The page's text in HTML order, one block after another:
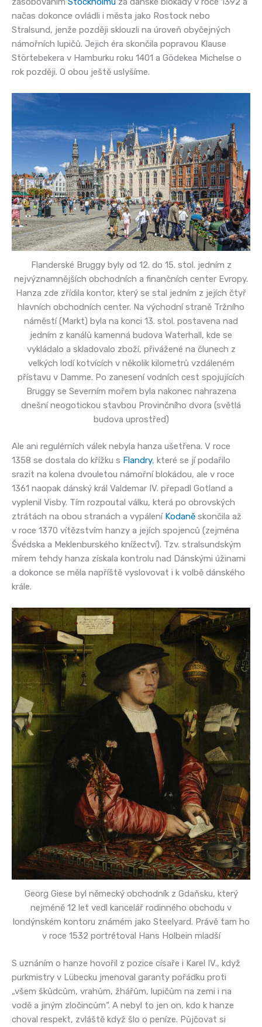
načas dokonce ovládli i města jako Rostock nebo
Stralsund, jenže později sklouzli na úroveň obyčejných
námořních lupičů. Jejich éra skončila popravou Klause
Störtebekera v Hamburku roku 1401 a Gödekea Michelse o
rok později. O obou ještě uslyšíme.
Flanderské Bruggy byly od 12. do 15. stol. jedním z
nejvýznamnějších obchodních a finančních center Evropy.
Hanza zde zřídila kontor, který se stal jedním z jejích čtyř
hlavních obchodních center. Na východní straně Tržního
náměstí (Markt) byla na konci 13. stol. postavena nad
jedním z kanálů kamenná budova Waterhall, kde se
vykládalo a skladovalo zboží, přivážené na člunech z
velkých lodí kotvících v několik kilometrů vzdáleném
přístavu v Damme. Po zanesení vodních cest spojujících
Bruggy se Severním mořem byla nakonec nahrazena
dnešní neogotickou stavbou Provinčního dvora (světlá
budova uprostřed)
Ale ani regulérních válek nebyla hanza ušetřena. V roce
1358 se dostala do křížku s Flandry, které se jí podařilo
srazit na kolena dvouletou námořní blokádou, ale v roce
1361 naopak dánský král Valdemar IV. přepadl Gotland a
vyplenil Visby. Tím rozpoutal válku, která po obrovských
ztrátách na obou stranách a vypálení Kodaně skončila až
v roce 1370 vítězstvím hanzy a jejích spojenců (zejména
Švédska a Meklenburského knížectví). Tzv. stralsundským
mírem tehdy hanza získala kontrolu nad Dánskými úžinami
a dokonce se měla napříště vyslovovat i k volbě dánského
krále.
Georg Giese byl německý obchodník z Gdaňsku, který
nejméně 12 let vedl kancelář rodinného obchodu v
londýnském kontoru známém jako Steelyard. Právě tam ho
v roce 1532 portrétoval Hans Holbein mladší
S uznáním o hanze hovořil z pozice císaře i Karel IV., když
purkmistry v Lübecku jmenoval garanty pořádku proti
„všem škůdcům, vrahům, žhářům, lupičům na zemi i na
vodě a jiným zločincům“. A nebyl to jen on, kdo k hanze
choval respekt, zvláště když šlo o peníze. Půjčovat si